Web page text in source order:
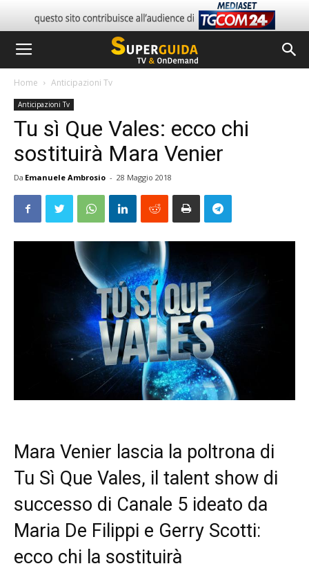
Home Anticipazioni Tv
Anticipazioni Tv
Tu sì Que Vales: ecco chi
sostituirà Mara Venier
Da Emanuele Ambrosio - 28 Maggio 2018
Mara Venier lascia la poltrona di
Tu Sì Que Vales, il talent show di
successo di Canale 5 ideato da
Maria De Filippi e Gerry Scotti:
ecco chi la sostituirà